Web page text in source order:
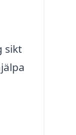
sikt